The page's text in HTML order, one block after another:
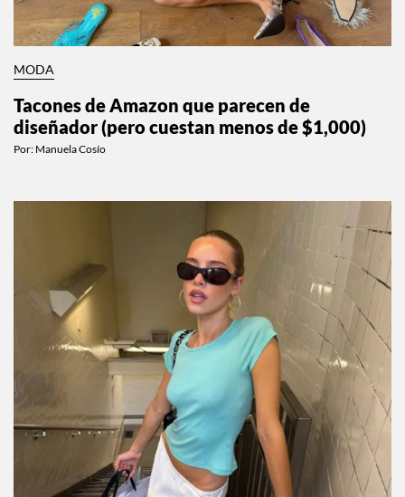
MODA
Tacones de Amazon que parecen de
diseñador (pero cuestan menos de $1,000)
Por: Manuela Cosío